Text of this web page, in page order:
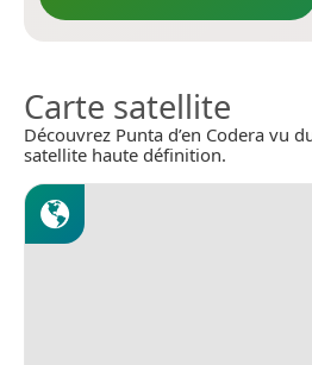
Carte satellite
Découvrez Punta d’en Codera vu
satellite haute définition.